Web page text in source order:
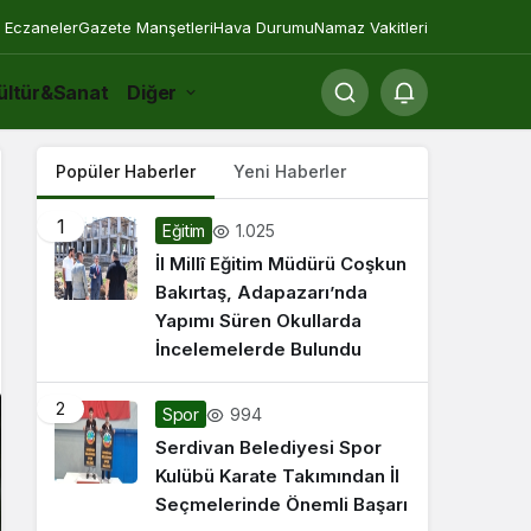
EczanelerGazete ManşetleriHava DurumuNamaz Vakitleri
Diğer
Popüler Haberler Yeni Haberler
1 Eğitim 1.025
İl Millî Eğitim Müdürü Coşkun
Bakırtaş, Adapazarı’nda
Yapımı Süren Okullarda
İncelemelerde Bulundu
2 Spor 994
Serdivan Belediyesi Spor
Kulübü Karate Takımından İl
Seçmelerinde Önemli Başarı